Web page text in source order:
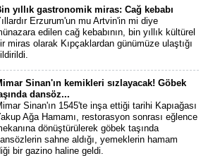
yıllık gastronomik miras: Cağ kebabı
Erzurum'un mu Artvin'in mi diye
edilen cağ kebabının, bin yıllık kültürel
miras olarak Kıpçaklardan günümüze ulaştığı
Sinan'ın kemikleri sızlayacak! Göbek
dansöz...
Sinan'ın 1545'te inşa ettiği tarihi Kapıağası
Ağa Hamamı, restorasyon sonrası eğlence
dönüştürülerek göbek taşında
sahne aldığı, yemeklerin hamam
bir gazino haline geldi.